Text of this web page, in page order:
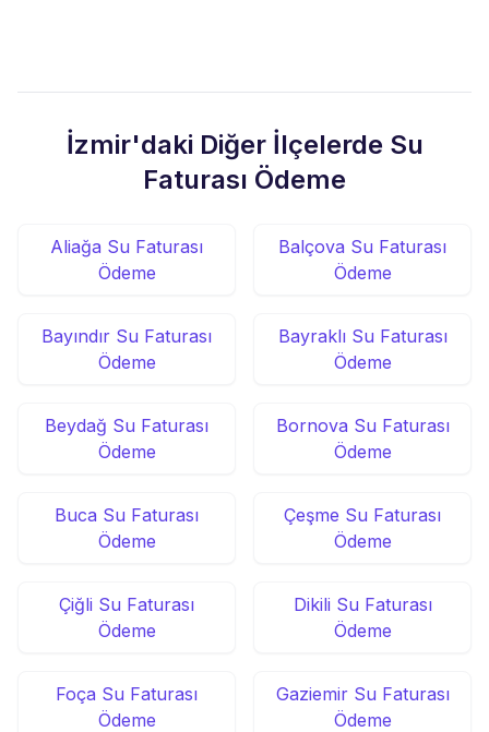
İzmir'daki Diğer İlçelerde Su
Faturası Ödeme
Aliağa Su Faturası
Ödeme
Balçova Su Faturası
Ödeme
Bayındır Su Faturası
Ödeme
Bayraklı Su Faturası
Ödeme
Beydağ Su Faturası
Ödeme
Bornova Su Faturası
Ödeme
Buca Su Faturası
Ödeme
Çeşme Su Faturası
Ödeme
Çiğli Su Faturası
Ödeme
Dikili Su Faturası
Ödeme
Foça Su Faturası
Ödeme
Gaziemir Su Faturası
Ödeme